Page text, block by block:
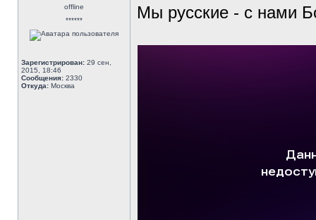
offline
******
Зарегистрирован: 29 сен,
2015, 18:46
Сообщения: 2330
Откуда: Москва
Мы русские - с нами